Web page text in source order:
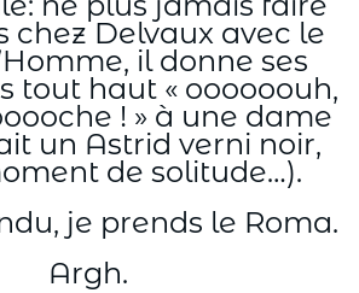
chez Delvaux avec le
il donne ses
tout haut « oooooouh,
! » à une dame
un Astrid verni noir,
de solitude…).
je prends le Roma.
Argh.